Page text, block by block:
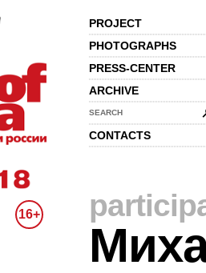
PROJECT
PHOTOGRAPHS
PRESS-CENTER
ARCHIVE
SEARCH
CONTACTS
16+